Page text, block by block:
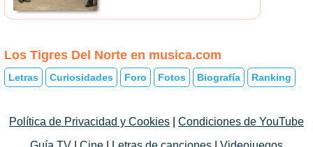
Los Tigres Del Norte en musica.com
Letras Curiosidades Foro Fotos Biografía Ranking
Política de Privacidad y Cookies
Condiciones de YouTube